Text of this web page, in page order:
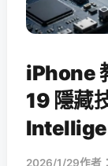
iPhone
19 隱藏
2026/1/29作者：